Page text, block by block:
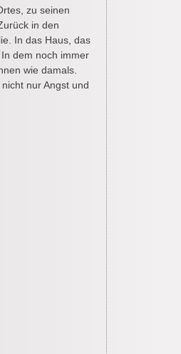
zu seinen
in den
In das Haus, das
dem noch immer
wie damals.
nur Angst und